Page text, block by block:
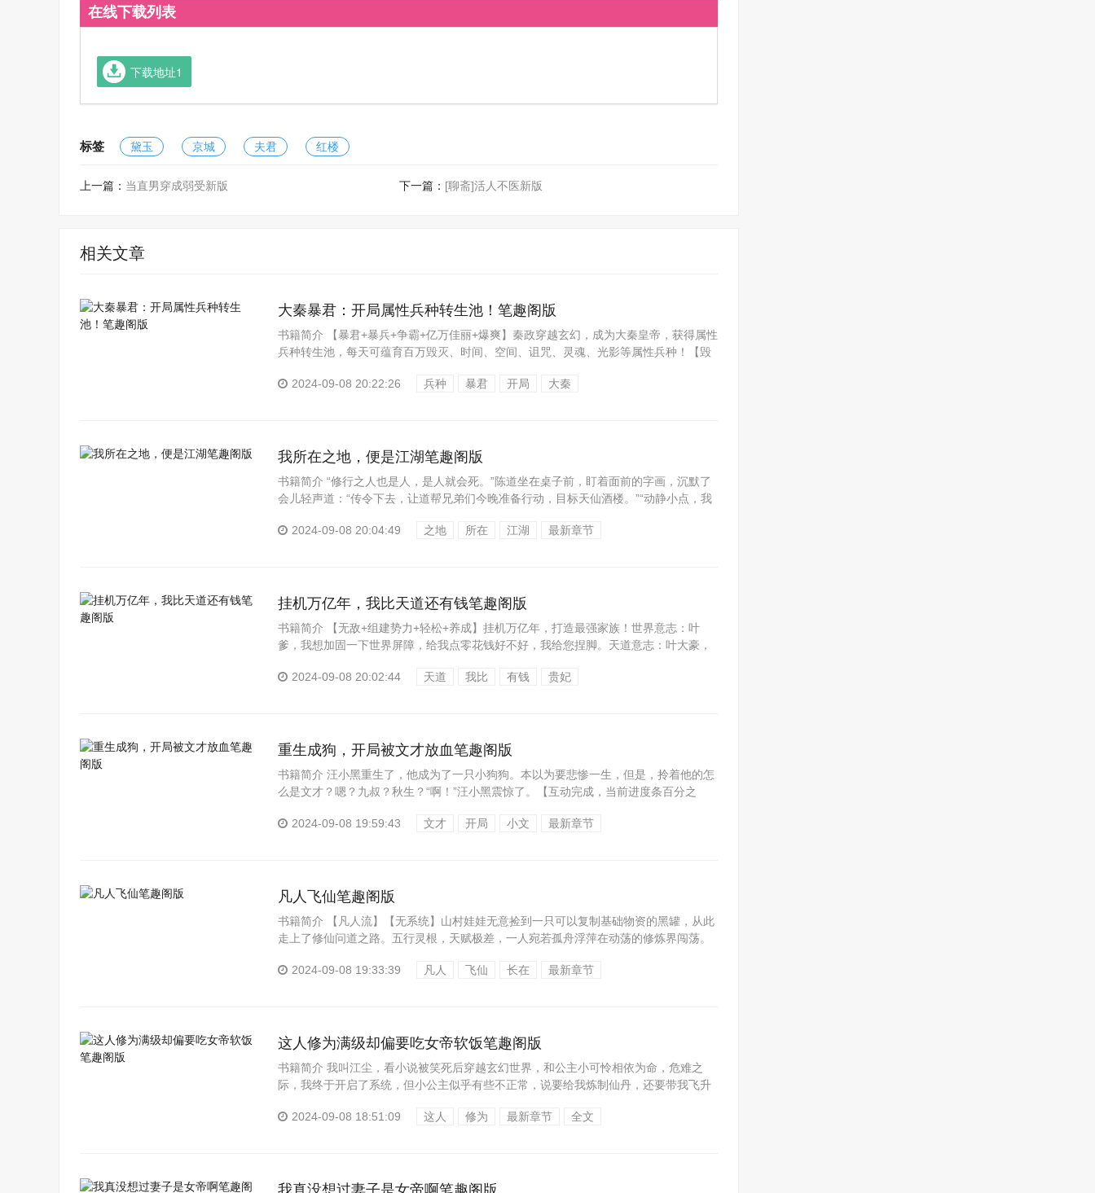
在线下载列表
下载地址1
标签 黛玉 京城 夫君 红楼
上一篇： 当直男穿成弱受新版 下一篇： [聊斋]活人不医新版
相关文章
大秦暴君：开局属性兵种转生池！笔趣阁版
书籍简介 【暴君+暴兵+争霸+亿万佳丽+爆爽】秦政穿越玄幻，成为大秦皇帝，获得属性
兵种转生池，每天可蕴育百万毁灭、时间、空间、诅咒、灵魂、光影等属性兵种！【毁
2024-09-08 20:22:26
兵种 暴君 开局 大秦
我所在之地，便是江湖笔趣阁版
书籍简介 “修行之人也是人，是人就会死。”陈道坐在桌子前，盯着面前的字画，沉默了
会儿轻声道：“传令下去，让道帮兄弟们今晚准备行动，目标天仙酒楼。”“动静小点，我
2024-09-08 20:04:49
之地 所在 江湖 最新章节
挂机万亿年，我比天道还有钱笔趣阁版
书籍简介 【无敌+组建势力+轻松+养成】挂机万亿年，打造最强家族！世界意志：叶
爹，我想加固一下世界屏障，给我点零花钱好不好，我给您捏脚。天道意志：叶大豪，
2024-09-08 20:02:44
天道 我比 有钱 贵妃
重生成狗，开局被文才放血笔趣阁版
书籍简介 汪小黑重生了，他成为了一只小狗狗。本以为要悲惨一生，但是，拎着他的怎
么是文才？嗯？九叔？秋生？“啊！”汪小黑震惊了。【互动完成，当前进度条百分之
2024-09-08 19:59:43
文才 开局 小文 最新章节
凡人飞仙笔趣阁版
书籍简介 【凡人流】【无系统】山村娃娃无意捡到一只可以复制基础物资的黑罐，从此
走上了修仙问道之路。五行灵根，天赋极差，一人宛若孤舟浮萍在动荡的修炼界闯荡。
2024-09-08 19:33:39
凡人 飞仙 长在 最新章节
这人修为满级却偏要吃女帝软饭笔趣阁版
书籍简介 我叫江尘，看小说被笑死后穿越玄幻世界，和公主小可怜相依为命，危难之
际，我终于开启了系统，但小公主似乎有些不正常，说要给我炼制仙丹，还要带我飞升
2024-09-08 18:51:09
这人 修为 最新章节 全文
我真没想过妻子是女帝啊笔趣阁版